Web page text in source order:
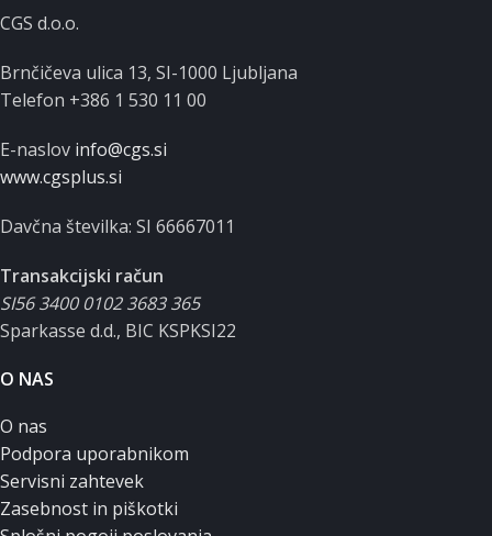
CGS d.o.o.
Brnčičeva ulica 13, SI-1000 Ljubljana
Telefon +386 1 530 11 00
E-naslov info@cgs.si
www.cgsplus.si
Davčna številka: SI 66667011
Transakcijski račun
SI56 3400 0102 3683 365
Sparkasse d.d., BIC KSPKSI22
O NAS
O nas
Podpora uporabnikom
Servisni zahtevek
Zasebnost in piškotki